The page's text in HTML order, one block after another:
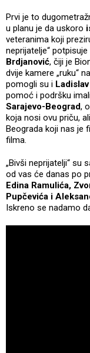
Prvi je to
u planu je da uskoro
veteranima koji
neprijatelje“ potpisuje
Brdjanović, čiji je
dvije kamere „ruku“
pomogli su i
pomoć i podršku
Sarajevo-Beograd,
koja nosi ovu priču,
Beograda koji nas je
filma.
„Bivši neprijatelji“ su
od vas će danas po
Edina Ramulića,
Pupčevića i
Iskreno se nadamo